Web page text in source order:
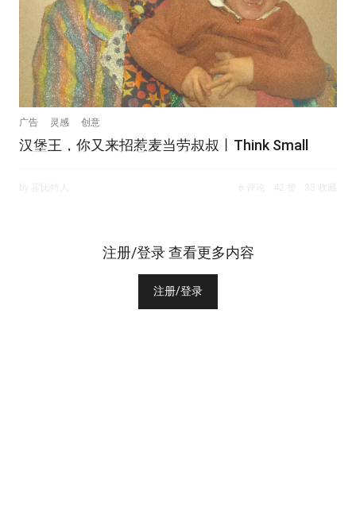
广告 灵感 创意
汉堡王，你又来招惹麦当劳叔叔丨Think Small
注册/登录 查看更多内容
注册/登录